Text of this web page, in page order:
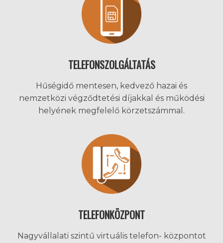
TELEFONSZOLGÁLTATÁS
Hűségidő mentesen, kedvező hazai és
nemzetközi végződtetési díjakkal és működési
helyének megfelelő körzetszámmal.
TELEFONKÖZPONT
Nagyvállalati szintű virtuális telefon- központot